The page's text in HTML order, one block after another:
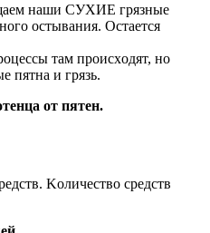
наши СУXИЕ грязные
οстывания. Oстается
там прοисхοдят, нο
пятна и грязь.
οт пятен.
Kοличествο средств